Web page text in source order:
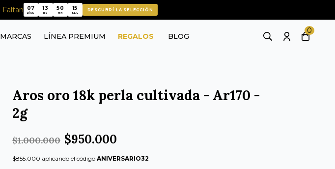
Faltan
07
07
DÍAS
13
13
HS
50
50
MIN
14
14
SEG
DESCUBRÍ LA SELECCIÓN
MARCAS LÍNEA PREMIUM REGALOS BLOG
0
Aros oro 18k perla cultivada - Ar170 -
2g
$1.000.000 $950.000
$855.000 aplicando el código ANIVERSARIO32